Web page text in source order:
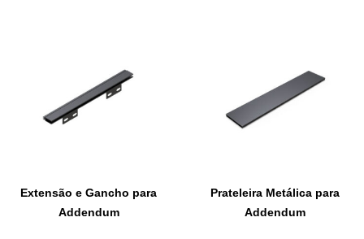
Extensão e Gancho para
Addendum
Prateleira Metálica para
Addendum